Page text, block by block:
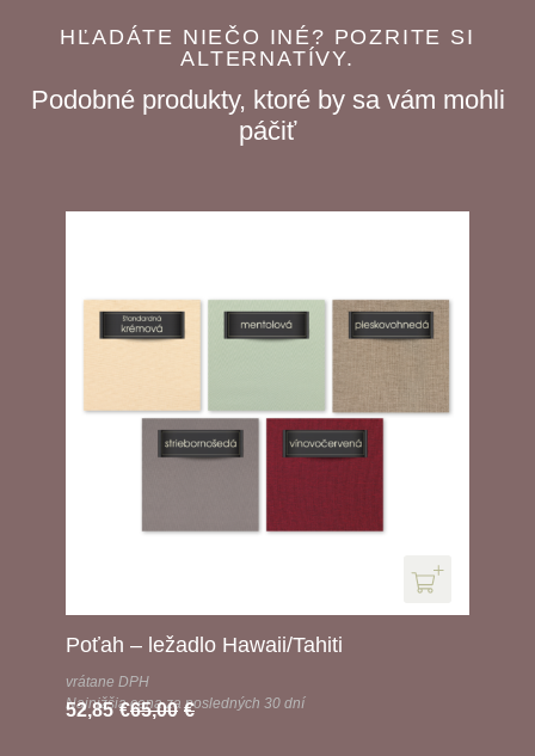
HĽADÁTE NIEČO INÉ? POZRITE SI
ALTERNATÍVY.
Podobné produkty, ktoré by sa vám mohli
páčiť
Poťah – ležadlo Hawaii/Tahiti
65,00 €
52,85 €
vrátane DPH
Najnižšia cena za posledných 30 dní